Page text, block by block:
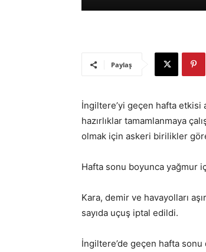
Paylaş
İngiltere’yi geçen hafta etkisi
hazırlıklar tamamlanmaya
olmak için askeri birilikler
Hafta sonu boyunca yağmur
Kara, demir ve havayolları
sayıda uçuş iptal edildi.
İngiltere’de geçen hafta sonu